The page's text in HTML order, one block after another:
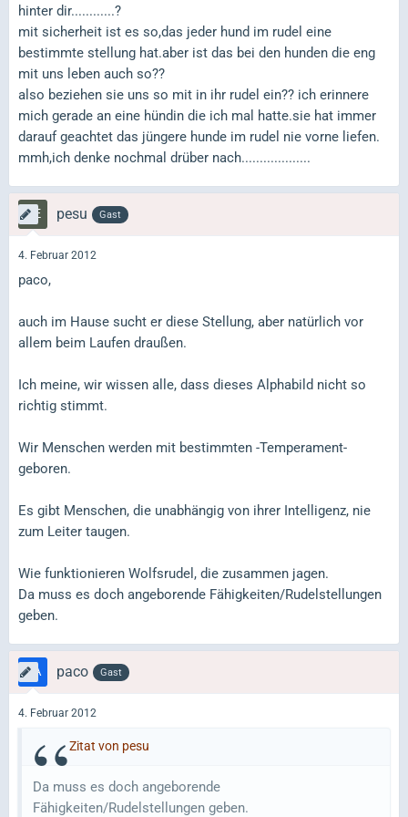
hinter dir............?
mit sicherheit ist es so,das jeder hund im rudel eine
bestimmte stellung hat.aber ist das bei den hunden die eng
mit uns leben auch so??
also beziehen sie uns so mit in ihr rudel ein?? ich erinnere
mich gerade an eine hündin die ich mal hatte.sie hat immer
darauf geachtet das jüngere hunde im rudel nie vorne liefen.
mmh,ich denke nochmal drüber nach...................
pesu Gast
4. Februar 2012
paco,
auch im Hause sucht er diese Stellung, aber natürlich vor
allem beim Laufen draußen.
Ich meine, wir wissen alle, dass dieses Alphabild nicht so
richtig stimmt.
Wir Menschen werden mit bestimmten -Temperament-
geboren.
Es gibt Menschen, die unabhängig von ihrer Intelligenz, nie
zum Leiter taugen.
Wie funktionieren Wolfsrudel, die zusammen jagen.
Da muss es doch angeborende Fähigkeiten/Rudelstellungen
geben.
paco Gast
4. Februar 2012
Zitat von pesu
Da muss es doch angeborende
Fähigkeiten/Rudelstellungen geben.